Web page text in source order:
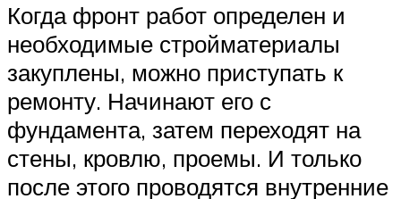
Когда фронт работ определен и
необходимые стройматериалы
закуплены, можно приступать к
ремонту. Начинают его с
фундамента, затем переходят на
стены, кровлю, проемы. И только
после этого проводятся внутренние